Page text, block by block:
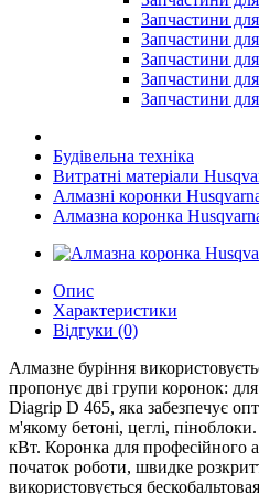
Запчастини
Запчастини
Запчастини
Запчастини
Запчастини
Будівельна техніка
Витратні матеріали
Алмазні коронки
Алмазна коронка
Опис
Характеристики
Відгуки (0)
Алмазне буріння
пропонує дві групи коронок:
Diagrip D 465, яка забезпечує
м'якому бетоні, цеглі,
кВт. Коронка для професійного
початок роботи, швидке
використовується